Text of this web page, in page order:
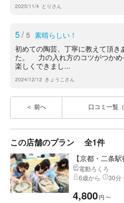
2025/11/4 とりさん
5/ 5 素晴らしい！
初めての陶芸、丁寧に教えて頂き
た。 力の入れ方のコツがつかめ
楽しくできまし...
2024/12/12 きょうこさん
前へ 口コミ一覧（
この店舗のプラン 全1件
【京都・二条
電動ろくろ
6歳から
30分
4,800円 〜